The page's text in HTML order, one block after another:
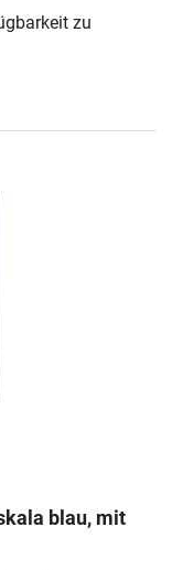
zu
blau, mit